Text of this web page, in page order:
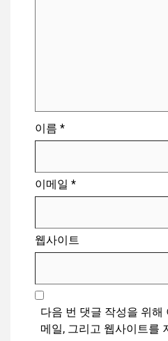
이름 *
이메일 *
웹사이트
다음 번 댓글 작성을 위해
메일, 그리고 웹사이트를